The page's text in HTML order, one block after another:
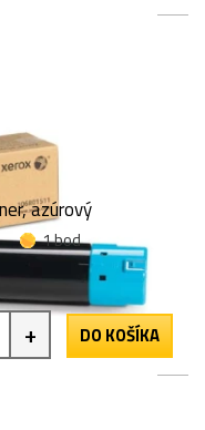
azúrový
1 bod
+ DO KOŠÍKA